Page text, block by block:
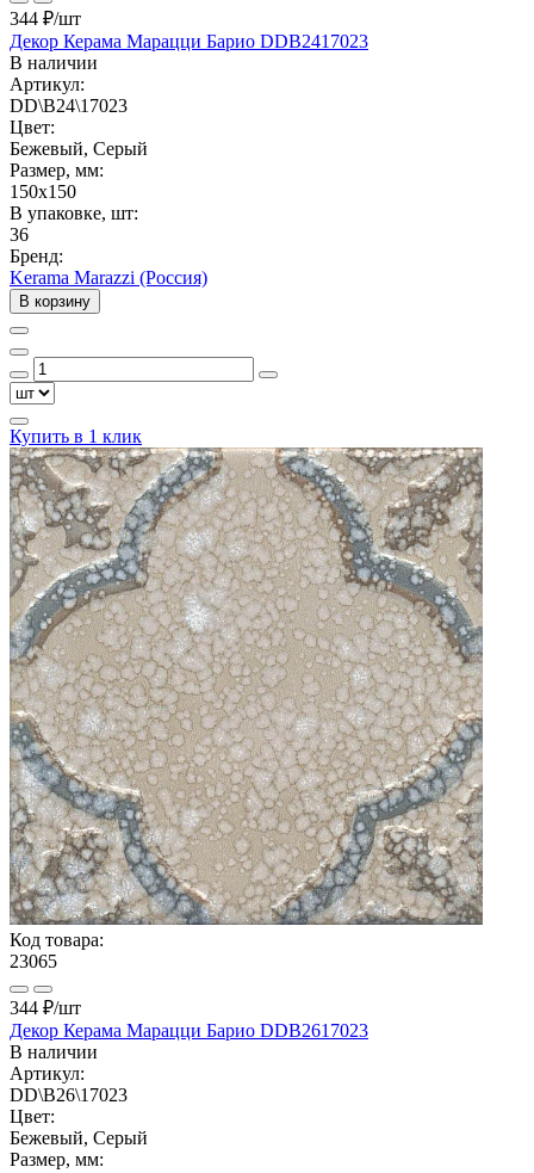
344 ₽/шт
Декор Керама Марацци Барио DDB2417023
В наличии
Артикул:
DD\B24\17023
Цвет:
Бежевый, Серый
Размер, мм:
150x150
В упаковке, шт:
36
Бренд:
Kerama Marazzi (Россия)
В корзину
Купить в 1 клик
Код товара:
23065
344 ₽/шт
Декор Керама Марацци Барио DDB2617023
В наличии
Артикул:
DD\B26\17023
Цвет:
Бежевый, Серый
Размер, мм: